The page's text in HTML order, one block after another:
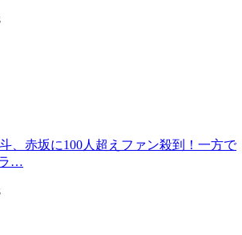
、赤坂に100人超えファン殺到！一方で
…